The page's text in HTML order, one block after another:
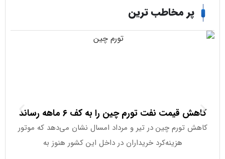
پر مخاطب ترین
قیمت نفت تورم چین را به کف ۶ ماهه رساند
تورم چین در تیر و مرداد امسال نشان می‌دهد که موتور
هزینه‌کرد خریداران در داخل این کشور هنوز به
آیا